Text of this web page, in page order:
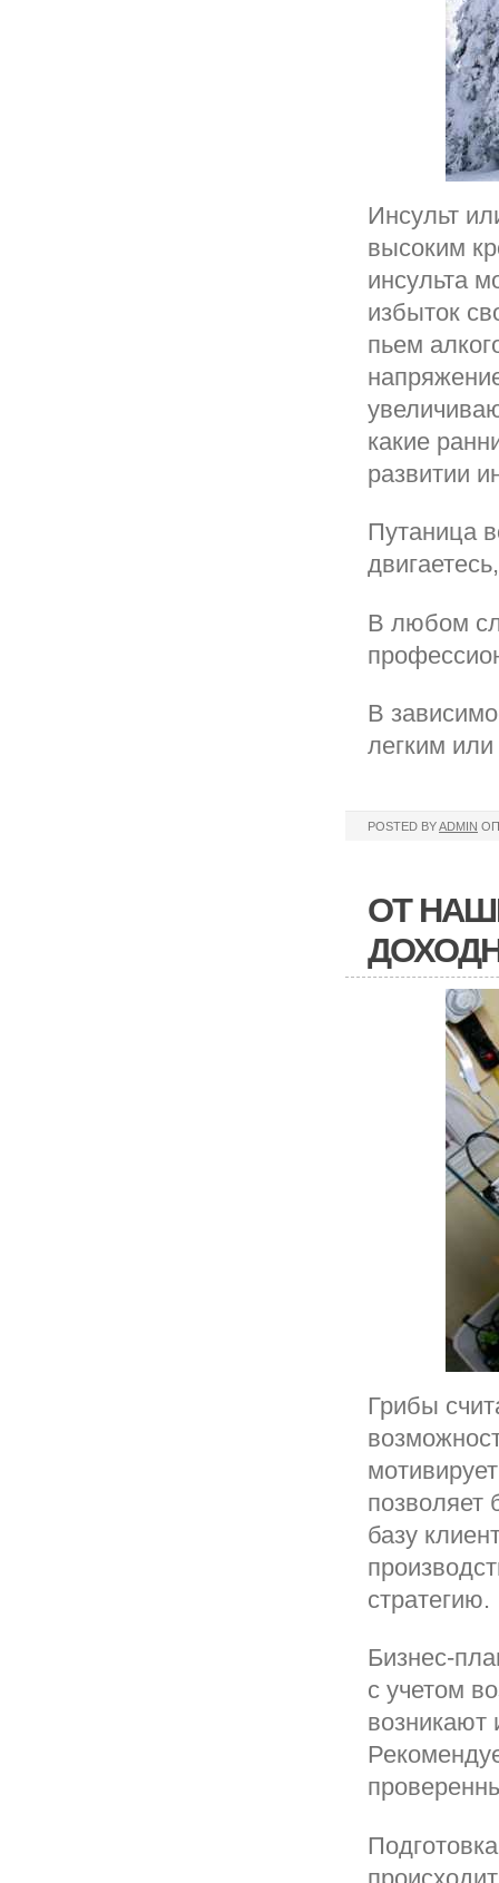
Инсульт
высоким
инсульта
избыток
пьем
какие
развитии
Путаница
В любом
В
легким
POSTED BYADMIN
ОТ
Грибы
позволяет
базу
стратегию.
Бизнес-
с учетом
возникают